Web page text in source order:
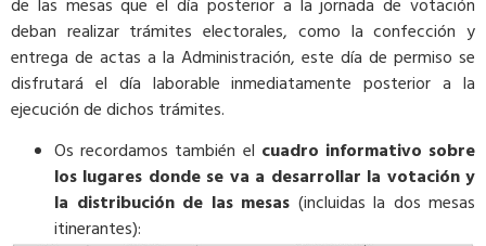
de las mesas que el día posterior a la jornada de votación
deban realizar trámites electorales, como la confección y
entrega de actas a la Administración, este día de permiso se
disfrutará el día laborable inmediatamente posterior a la
ejecución de dichos trámites.
Os recordamos también el cuadro informativo sobre
los lugares donde se va a desarrollar la votación y
la distribución de las mesas (incluidas la dos mesas
itinerantes):